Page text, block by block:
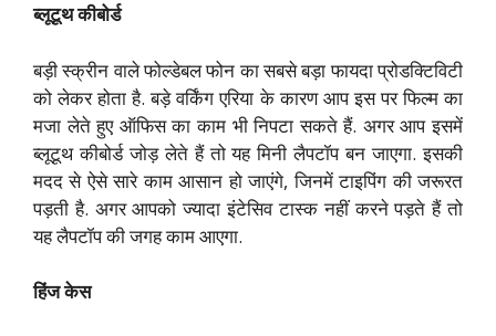
ब्लूटूथ कीबोर्ड
बड़ी स्क्रीन वाले फोल्डेबल फोन का सबसे बड़ा फायदा प्रोडक्टिविटी
को लेकर होता है. बड़े वर्किंग एरिया के कारण आप इस पर फिल्म का
मजा लेते हुए ऑफिस का काम भी निपटा सकते हैं. अगर आप इसमें
ब्लूटूथ कीबोर्ड जोड़ लेते हैं तो यह मिनी लैपटॉप बन जाएगा. इसकी
मदद से ऐसे सारे काम आसान हो जाएंगे, जिनमें टाइपिंग की जरूरत
पड़ती है. अगर आपको ज्यादा इंटेसिव टास्क नहीं करने पड़ते हैं तो
यह लैपटॉप की जगह काम आएगा.
हिंज केस